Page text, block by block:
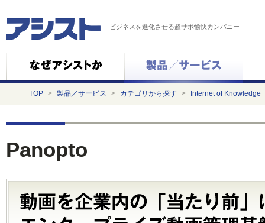
ビジネスを進化させる超サポ愉快カンパニー
TOP > 製品／サービス > カテゴリから探す > Internet of Knowledge
Panopto